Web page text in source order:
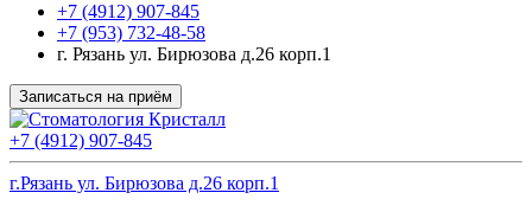
+7 (4912) 907-845
+7 (953) 732-48-58
г. Рязань ул. Бирюзова д.26 корп.1
Записаться на приём
+7 (4912) 907-845
г.Рязань ул. Бирюзова д.26 корп.1